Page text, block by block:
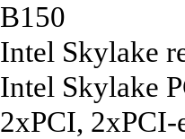
B150
Intel Skylake
Intel Skylake
2xPCI, 2xPCI-